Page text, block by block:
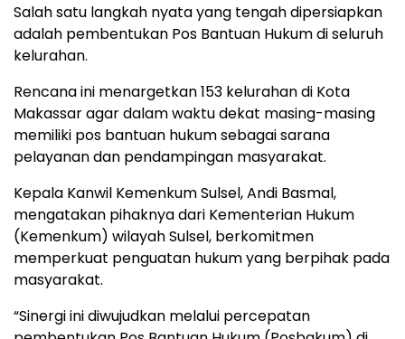
Salah satu langkah nyata yang tengah dipersiapkan
adalah pembentukan Pos Bantuan Hukum di seluruh
kelurahan.
Rencana ini menargetkan 153 kelurahan di Kota
Makassar agar dalam waktu dekat masing-masing
memiliki pos bantuan hukum sebagai sarana
pelayanan dan pendampingan masyarakat.
Kepala Kanwil Kemenkum Sulsel, Andi Basmal,
mengatakan pihaknya dari Kementerian Hukum
(Kemenkum) wilayah Sulsel, berkomitmen
memperkuat penguatan hukum yang berpihak pada
masyarakat.
“Sinergi ini diwujudkan melalui percepatan